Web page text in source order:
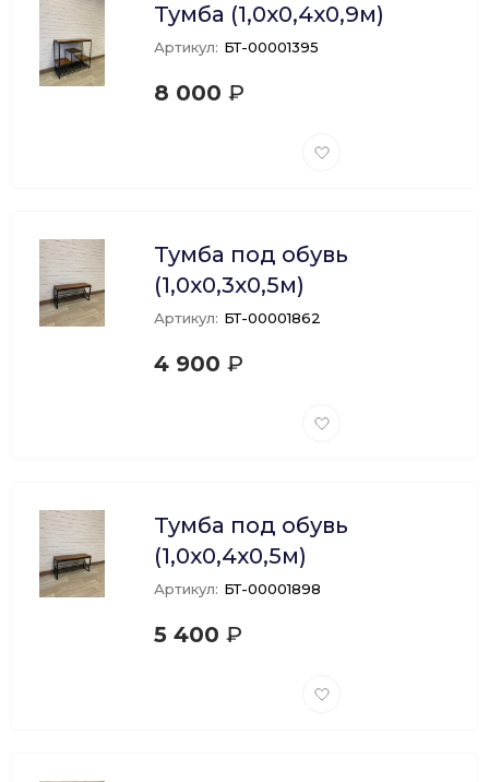
Тумба (1,0х0,4х0,9м)
Артикул: БТ-00001395
8 000 ₽
Добавить
Тумба под обувь
(1,0х0,3х0,5м)
Артикул: БТ-00001862
4 900 ₽
Добавить
Тумба под обувь
(1,0х0,4х0,5м)
Артикул: БТ-00001898
5 400 ₽
Добавить